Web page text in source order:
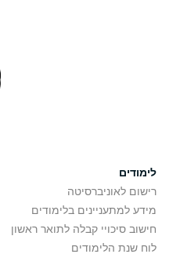
לימודים
רישום לאוניברסיטה
מידע למתעניינים בלימודים
חישוב סיכויי קבלה לתואר ראשון
לוח שנת הלימודים